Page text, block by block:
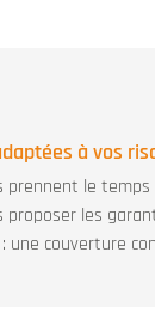
à vos
prennent le temps
les
une couverture